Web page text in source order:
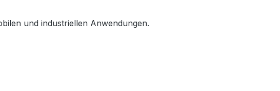
und industriellen Anwendungen.